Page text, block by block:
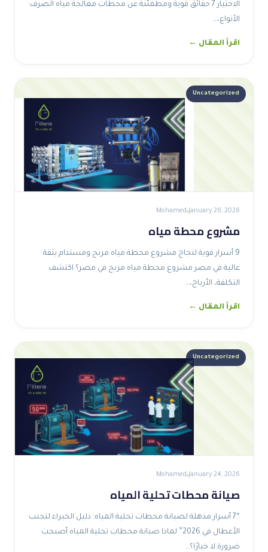
الاختيار 7 حقائق قوية ومطمئنة عن محطات معالجة مياه الصرف:
الأنواع،…
اقرأ المقال ←
Uncategorized
January 26, 2026
Mohamed
مشروع محطة مياه
9 أسرار قوية لنجاح مشروع محطة مياه مربح ومستدام بثقة
عالية في مصر مشروع محطة مياه مربح في مصر؟ اكتشف
التكلفة، الأرباح،…
اقرأ المقال ←
Uncategorized
January 24, 2026
Mohamed
صيانة محطات تحلية المياه
“7 أسرار مذهلة لصيانة محطات تحلية المياه: دليل الخبراء لتجنب
الأعطال في 2026” لماذا صيانة محطات تحلية المياه أصبحت
ضرورة لا خيارًا؟…